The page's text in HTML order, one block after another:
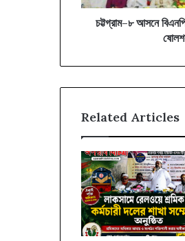
পূর্ব
ষোলশহরে
চট্টগ্রাম–৮ আসনে
Related Articles